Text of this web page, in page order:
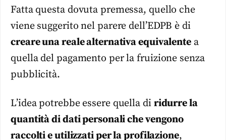
Fatta questa dovuta premessa, quello che
viene suggerito nel parere dell’EDPB è di
creare una reale alternativa equivalente a
quella del pagamento per la fruizione senza
pubblicità.
L’idea potrebbe essere quella di ridurre la
quantità di dati personali che vengono
raccolti e utilizzati per la profilazione,